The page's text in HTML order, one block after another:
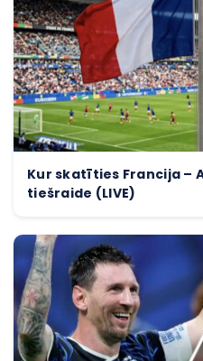
Kur skatīties Francija –
tiešraide (LIVE)